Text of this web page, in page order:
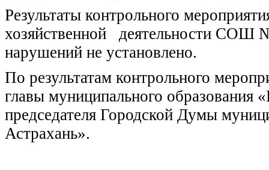
Результаты контрольного
хозяйственной деятельности СОШ
нарушений не установлено.
По результатам контрольного
главы муниципального образования
председателя Городской Думы
Астрахань».